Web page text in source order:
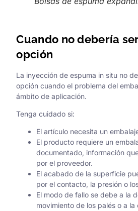
Cuando no debería
opción
La inyección de espuma in situ no
opción cuando el problema del
ámbito de aplicación.
Tenga cuidado si:
El artículo necesita un
El producto requiere un
documentado, información
por el proveedor.
El acabado de la superficie
por el contacto, la presión o
El modo de fallo se debe a la
movimiento de los palés o a